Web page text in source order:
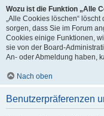
Wozu ist die Funktion „Alle
„Alle Cookies löschen“
sorgen, dass Sie im Forum
Cookies einige Funktionen,
sie von der Board-
An- oder Abmeldung haben,
Nach oben
Benutzerpräferenzen